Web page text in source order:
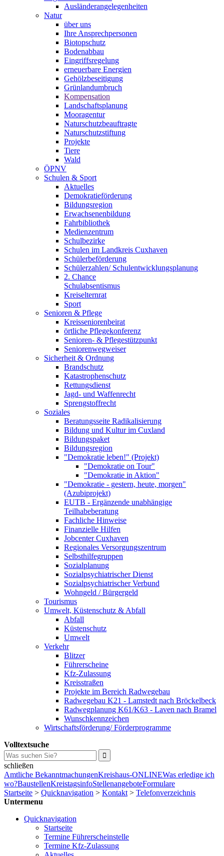
Ausländerangelegenheiten
Natur
über uns
Ihre Ansprechpersonen
Biotopschutz
Bodenabbau
Eingriffsregelung
erneuerbare Energien
Gehölzbeseitigung
Grünlandumbruch
Kompensation
Landschaftsplanung
Mooragentur
Naturschutzbeauftragte
Naturschutzstiftung
Projekte
Tiere
Wald
ÖPNV
Schulen & Sport
Aktuelles
Demokratieförderung
Bildungsregion
Erwachsenenbildung
Fahrbibliothek
Medienzentrum
Schulbezirke
Schulen im Landkreis Cuxhaven
Schülerbeförderung
Schülerzahlen/ Schulentwicklungsplanung
2. Chance
Schulabsentismus
Kreiselternrat
Sport
Senioren & Pflege
Kreisseniorenbeirat
örtliche Pflegekonferenz
Senioren- & Pflegestützpunkt
Seniorenwegweiser
Sicherheit & Ordnung
Brandschutz
Katastrophenschutz
Rettungsdienst
Jagd- und Waffenrecht
Sprengstoffrecht
Soziales
Beratungsseite Radikalisierung
Bildung und Kultur im Cuxland
Bildungspaket
Bildungsregion
"Demokratie leben!" (Projekt)
"Demokratie on Tour"
"Demokratie in Aktion"
"Demokratie - gestern, heute, morgen"
(Azubiprojekt)
EUTB - Ergänzende unabhängige
Teilhabeberatung
Fachliche Hinweise
Finanzielle Hilfen
Jobcenter Cuxhaven
Regionales Versorgungszentrum
Selbsthilfegruppen
Sozialplanung
Sozialpsychiatrischer Dienst
Sozialpsychiatrischer Verbund
Wohngeld / Bürgergeld
Tourismus
Umwelt, Küstenschutz & Abfall
Abfall
Küstenschutz
Umwelt
Verkehr
Blitzer
Führerscheine
Kfz-Zulassung
Kreisstraßen
Projekte im Bereich Radwegebau
Radwegebau K21 - Lamstedt nach Bröckelbeck
Radwegplanung K61/K63 - Laven nach Bramel
Wunschkennzeichen
Wirtschaftsförderung/ Förderprogramme
Volltextsuche
schließen
Amtliche BekanntmachungenKreishaus-ONLINEWas erledige ich
wo?BaustellenKreistagsinfoStellenangeboteFormulare
Startseite > Quicknavigation > Kontakt > Telefonverzeichnis
Untermenu
Quicknavigation
Startseite
Termine Führerscheinstelle
Termine Kfz-Zulassung